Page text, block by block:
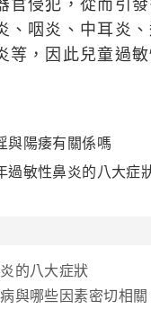
、咽炎、中耳炎
等，因此兒童過
與陽痿有關係嗎
過敏性鼻炎的八大症
的八大症狀
與哪些因素密切相關